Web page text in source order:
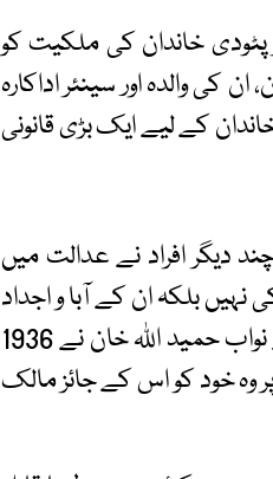
خاندان کی ملکیت کو
کی والدہ اور سینئر اداکارہ
کے لیے ایک بڑی قانونی
اور چند دیگر افراد نے عدالت میں
نہیں بلکہ ان کے آبا و اجداد
کی ملکیت ہے۔ مدعیان کا کہنا تھا کہ سابق ریاست بھوپال کے نواب حمید اللہ خان نے 1936
وہ خود کو اس کے جائز مالک